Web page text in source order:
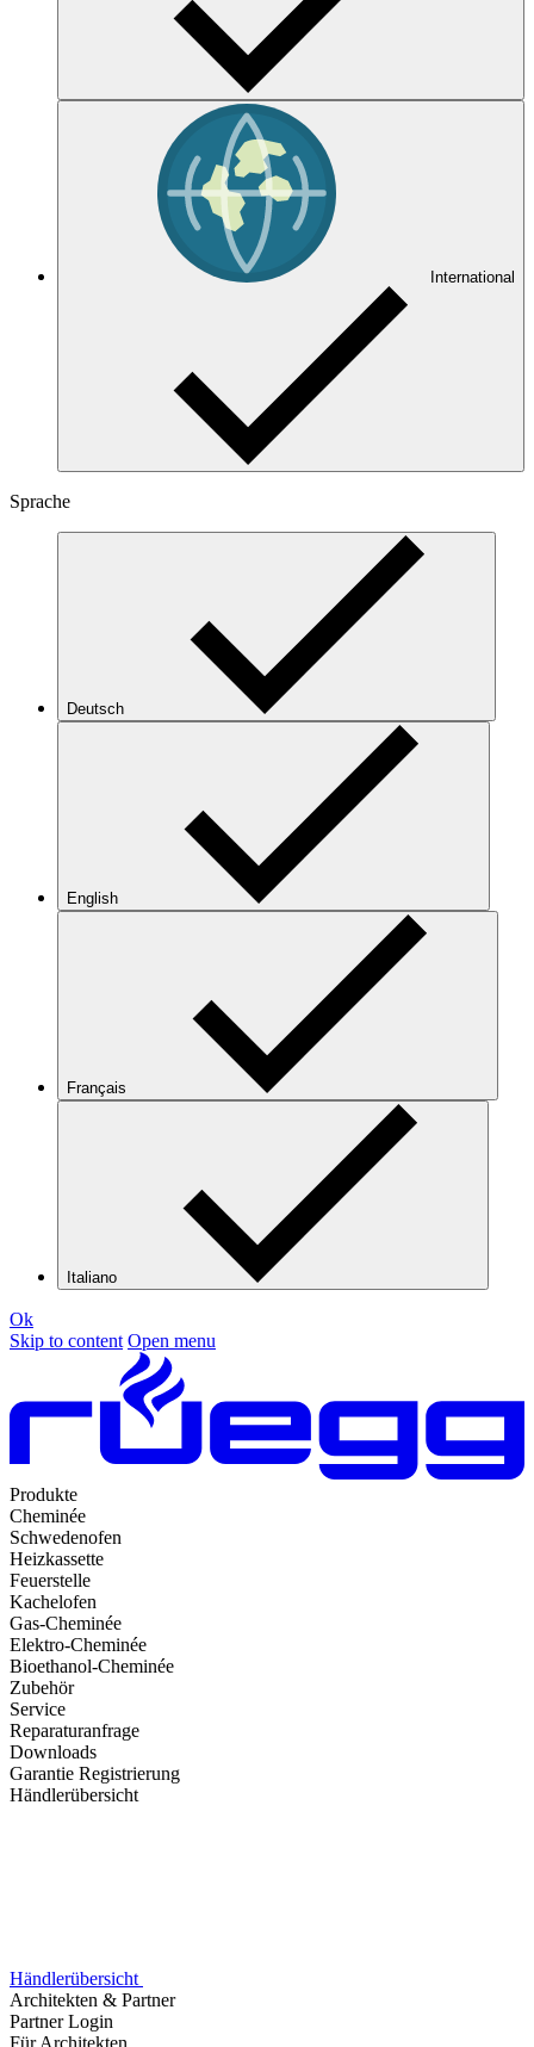
International
Sprache
Deutsch
English
Français
Italiano
Ok
Skip to content Open menu
Produkte
Cheminée
Schwedenofen
Heizkassette
Feuerstelle
Kachelofen
Gas-Cheminée
Elektro-Cheminée
Bioethanol-Cheminée
Zubehör
Service
Reparaturanfrage
Downloads
Garantie Registrierung
Händlerübersicht
Händlerübersicht
Architekten & Partner
Partner Login
Für Architekten